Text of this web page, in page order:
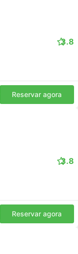
3.8
Reservar agora
3.8
Reservar agora